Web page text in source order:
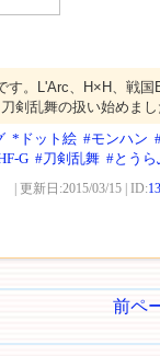
す。L'Arc、H×H、戦国
剣乱舞の扱い始めまし
*ドット絵 #モンハン
G #刀剣乱舞 #とうら
| 更新日:2015/03/15 | ID:
前ペ